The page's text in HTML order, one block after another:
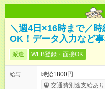
＼週4日×16時まで／
OK！データ入力など
派遣 WEB登録・面接OK
給与
時給1800円
交通費別途支給あり